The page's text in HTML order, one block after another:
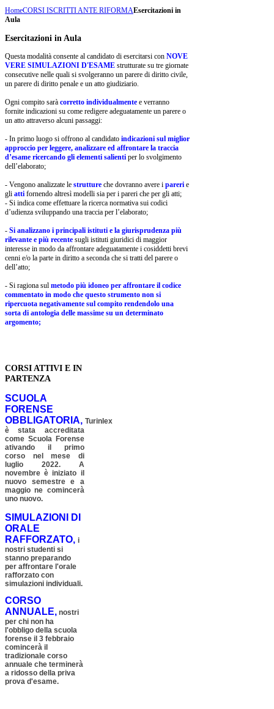
HomeCORSI ISCRITTI ANTE RIFORMAEsercitazioni in
Aula
Esercitazioni in Aula
Questa modalità consente al candidato di esercitarsi con NOVE
VERE SIMULAZIONI D'ESAME strutturate su tre giornate
consecutive nelle quali si svolgeranno un parere di diritto civile,
un parere di diritto penale e un atto giudiziario.
Ogni compito sarà corretto individualmente e verranno
fornite indicazioni su come redigere adeguatamente un parere o
un atto attraverso alcuni passaggi:
- In primo luogo si offrono al candidato indicazioni sul miglior
approccio per leggere, analizzare ed affrontare la traccia
d’esame ricercando gli elementi salienti per lo svolgimento
dell’elaborato;
- Vengono analizzate le strutture che dovranno avere i pareri e
gli atti fornendo altresì modelli sia per i pareri che per gli atti;
- Si indica come effettuare la ricerca normativa sui codici
d’udienza sviluppando una traccia per l’elaborato;
- Si analizzano i principali istituti e la giurisprudenza più
rilevante e più recente sugli istituti giuridici di maggior
interesse in modo da affrontare adeguatamente i cosiddetti brevi
cenni e/o la parte in diritto a seconda che si tratti del parere o
dell’atto;
- Si ragiona sul metodo più idoneo per affrontare il codice
commentato in modo che questo strumento non si
ripercuota negativamente sul compito rendendolo una
sorta di antologia delle massime su un determinato
argomento;
CORSI ATTIVI E IN
PARTENZA
SCUOLA
FORENSE
OBBLIGATORIA, Turinlex
è stata accreditata
come Scuola Forense
ativando il primo
corso nel mese di
luglio 2022. A
novembre è iniziato il
nuovo semestre e a
maggio ne comincerà
uno nuovo.
SIMULAZIONI DI
ORALE
RAFFORZATO, i
nostri studenti si
stanno preparando
per affrontare l'orale
rafforzato con
simulazioni individuali.
CORSO
ANNUALE, nostri
per chi non ha
l'obbligo della scuola
forense il 3 febbraio
comincerà il
tradizionale corso
annuale che terminerà
a ridosso della priva
prova d'esame.